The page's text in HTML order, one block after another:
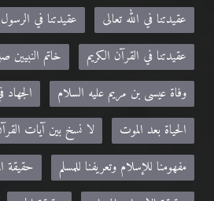
عقيدتنا في الله تعالى
عقيدتنا في
عقيدتنا في القرآن الكريم
خاتم النبيين
وفاة عيسى بن مريم عليه السلام
الجهاد
الحياة بعد الموت
لا نسخ بين آيات
مفهومنا للإسلام وتعريفنا للمسلم
حقيقة